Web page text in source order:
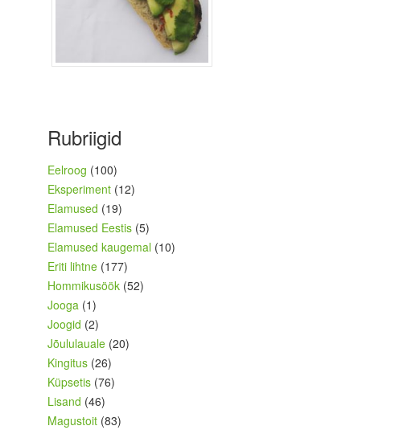
Rubriigid
Eelroog (100)
Eksperiment (12)
Elamused (19)
Elamused Eestis (5)
Elamused kaugemal (10)
Eriti lihtne (177)
Hommikusöök (52)
Jooga (1)
Joogid (2)
Jõululauale (20)
Kingitus (26)
Küpsetis (76)
Lisand (46)
Magustoit (83)